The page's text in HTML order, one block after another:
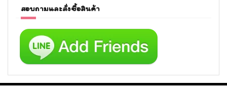
สอบถามและสั่งซื้อสินค้า